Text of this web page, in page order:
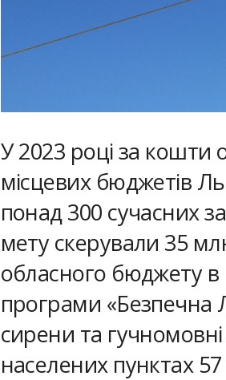
У 2023 році за кошти
місцевих бюджетів
понад 300 сучасних
мету скерували 35
обласного бюджету
програми «Безпечна
сирени та
населених пунктах